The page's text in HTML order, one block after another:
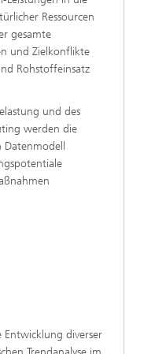
Ressourcen
gesamte
und Zielkonflikte
Rohstoffeinsatz
und des
werden die
Entwicklung diverser